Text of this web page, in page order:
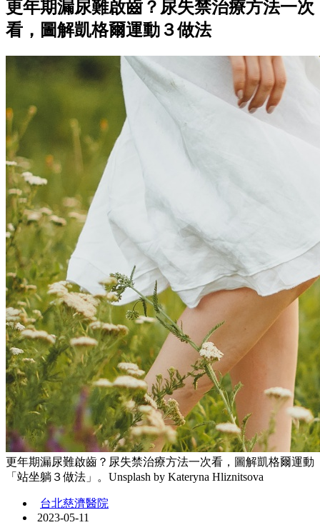
更年期漏尿難啟齒？尿失禁治療方法一次
看，圖解凱格爾運動３做法
更年期漏尿難啟齒？尿失禁治療方法一次看，圖解凱格爾運動
「站坐躺３做法」。Unsplash by Kateryna Hliznitsova
台北慈濟醫院
2023-05-11